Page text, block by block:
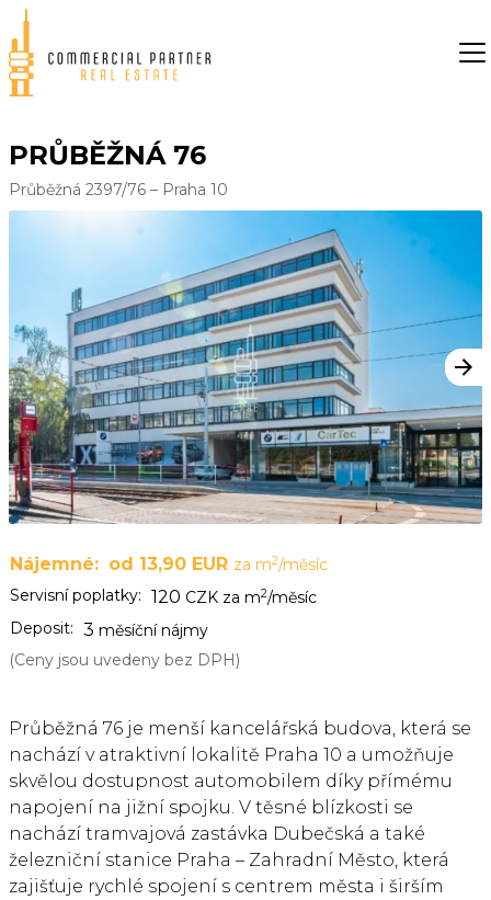
PRŮBĚŽNÁ 76
Průběžná 2397/76 – Praha 10
Nájemné: od 13,90 EUR za m2/měsíc
Servisní poplatky: 120 CZK za m2/měsíc
Deposit: 3 měsíční nájmy
(Ceny jsou uvedeny bez DPH)
Průběžná 76 je menší kancelářská budova, která se
nachází v atraktivní lokalitě Praha 10 a umožňuje
skvělou dostupnost automobilem díky přímému
napojení na jižní spojku. V těsné blízkosti se
nachází tramvajová zastávka Dubečská a také
železniční stanice Praha – Zahradní Město, která
zajišťuje rychlé spojení s centrem města i širším